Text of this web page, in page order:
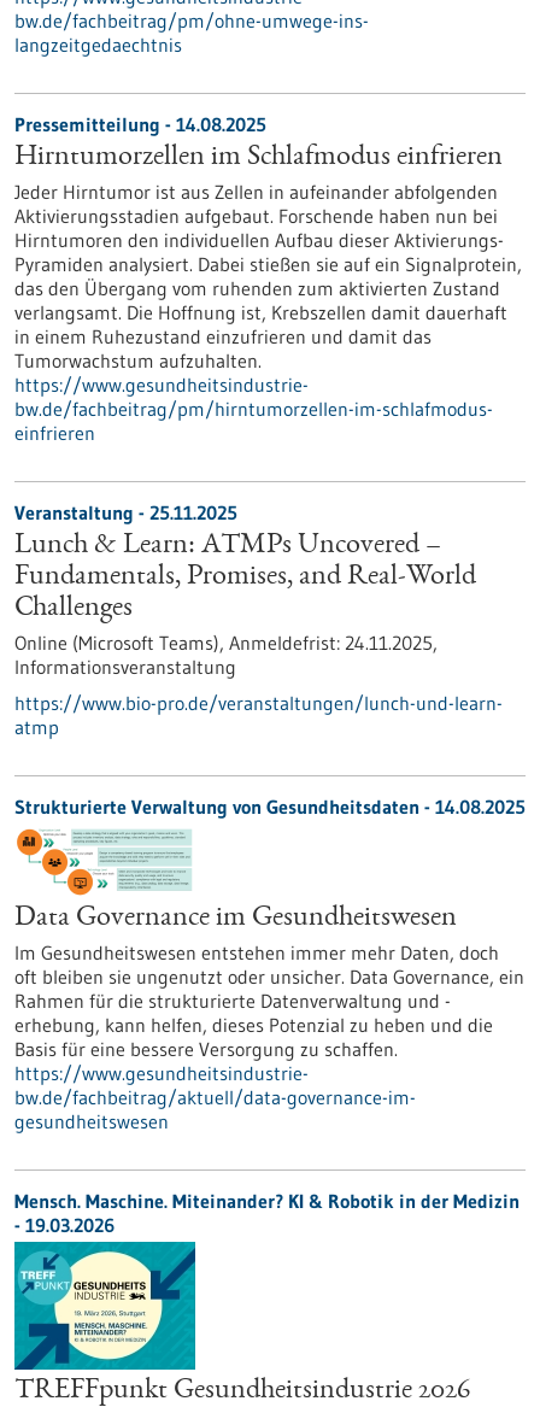
bw.de/fachbeitrag/pm/ohne-umwege-ins-
langzeitgedaechtnis
Pressemitteilung - 14.08.2025
Hirntumorzellen im Schlafmodus einfrieren
Jeder Hirntumor ist aus Zellen in aufeinander abfolgenden
Aktivierungsstadien aufgebaut. Forschende haben nun bei
Hirntumoren den individuellen Aufbau dieser Aktivierungs-
Pyramiden analysiert. Dabei stießen sie auf ein Signalprotein,
das den Übergang vom ruhenden zum aktivierten Zustand
verlangsamt. Die Hoffnung ist, Krebszellen damit dauerhaft
in einem Ruhezustand einzufrieren und damit das
Tumorwachstum aufzuhalten.
https://www.gesundheitsindustrie-
bw.de/fachbeitrag/pm/hirntumorzellen-im-schlafmodus-
einfrieren
Veranstaltung - 25.11.2025
Lunch & Learn: ATMPs Uncovered –
Fundamentals, Promises, and Real-World
Challenges
Online (Microsoft Teams), Anmeldefrist: 24.11.2025,
Informationsveranstaltung
https://www.bio-pro.de/veranstaltungen/lunch-und-learn-
atmp
Strukturierte Verwaltung von Gesundheitsdaten - 14.08.2025
Data Governance im Gesundheitswesen
Im Gesundheitswesen entstehen immer mehr Daten, doch
oft bleiben sie ungenutzt oder unsicher. Data Governance, ein
Rahmen für die strukturierte Datenverwaltung und -
erhebung, kann helfen, dieses Potenzial zu heben und die
Basis für eine bessere Versorgung zu schaffen.
https://www.gesundheitsindustrie-
bw.de/fachbeitrag/aktuell/data-governance-im-
gesundheitswesen
Mensch. Maschine. Miteinander? KI & Robotik in der Medizin
- 19.03.2026
TREFFpunkt Gesundheitsindustrie 2026